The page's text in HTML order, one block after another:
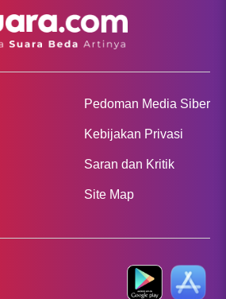
Pedoman Media Siber
Kebijakan Privasi
Saran dan Kritik
Site Map